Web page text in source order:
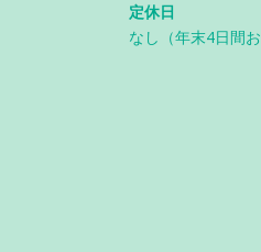
定休日
なし（年末4日間お